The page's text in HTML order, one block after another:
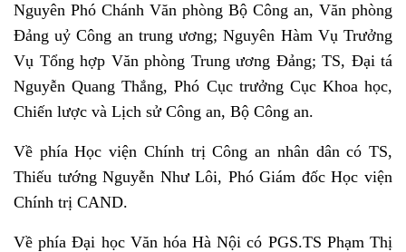
Nguyên Phó Chánh Văn phòng Bộ Công an, Văn phòng
Đảng uỷ Công an trung ương; Nguyên Hàm Vụ Trưởng
Vụ Tổng hợp Văn phòng Trung ương Đảng; TS, Đại tá
Nguyễn Quang Thắng, Phó Cục trưởng Cục Khoa học,
Chiến lược và Lịch sử Công an, Bộ Công an.
Về phía Học viện Chính trị Công an nhân dâncóTS,
Thiếu tướng Nguyễn Như Lôi, Phó Giám đốc Học viện
Chính trị CAND.
Về phía Đại học Văn hóa Hà Nội có PGS.TS Phạm Thị